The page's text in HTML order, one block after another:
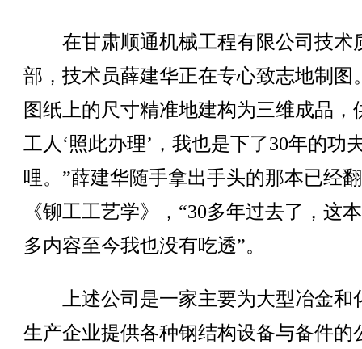
在甘肃顺通机械工程有限公司技术
部，技术员薛建华正在专心致志地制图
图纸上的尺寸精准地建构为三维成品，
工人‘照此办理’，我也是下了30年的功
哩。”薛建华随手拿出手头的那本已经
《铆工工艺学》，“30多年过去了，这
多内容至今我也没有吃透”。
上述公司是一家主要为大型冶金和
生产企业提供各种钢结构设备与备件的